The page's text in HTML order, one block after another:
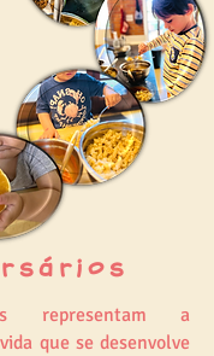
representam a
que se desenvolve